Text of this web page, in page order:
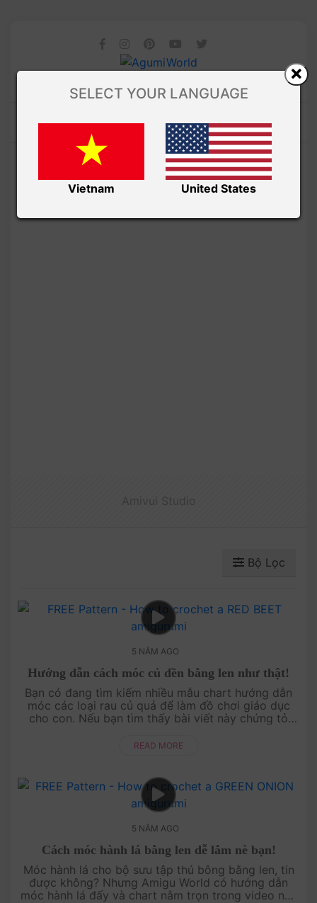
Bộ Lọc
5 NĂM AGO
Hướng dẫn cách móc củ dền bằng len như thật!
Bạn có đang tìm kiếm nhiều mẫu chart hướng dẫn
móc các loại rau củ quả để làm đồ chơi giáo dục
cho con. Nếu bạn tìm thấy bài viết này chứng tỏ
READ MORE
5 NĂM AGO
Cách móc hành lá bằng len dễ lắm nè bạn!
Móc hành lá cho bộ sưu tập thú bông bằng len, tin
được không? Nhưng Amigu World có hướng dẫn
móc hành lá đấy và chart nằm trọn trong video này
SELECT YOUR LANGUAGE
Vietnam United States